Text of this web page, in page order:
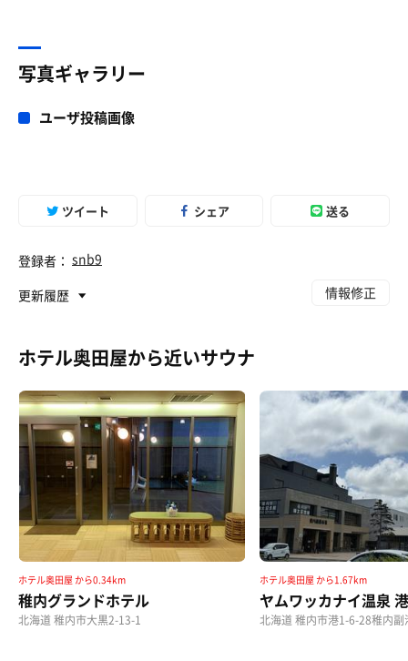
写真ギャラリー
ユーザ投稿画像
ツイート シェア 送る
登録者： snb9
更新履歴
情報修正
ホテル奥田屋から近いサウナ
ホテル奥田屋 から0.34km
稚内グランドホテル
北海道 稚内市大黒2-13-1
ホテル奥田屋 から1.67km
ヤムワッカナイ温泉
北海道 稚内市港1-6-28稚内